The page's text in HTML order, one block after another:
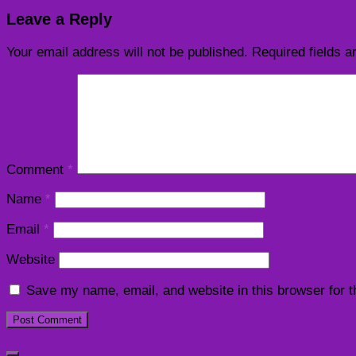
Leave a Reply
Your email address will not be published. Required fields
Comment *
Name *
Email *
Website
Save my name, email, and website in this browser for